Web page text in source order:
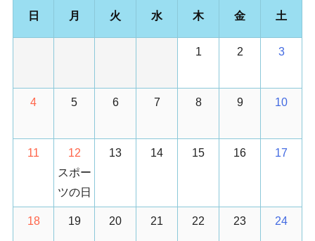
日 月 火 水 木 金 土
1 2 3
4 5 6 7 8 9 10
11
12
スポー
ツの日
13 14 15 16 17
18 19 20 21 22 23 24